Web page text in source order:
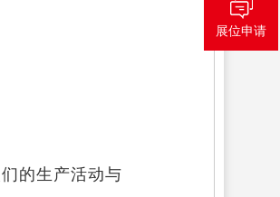
的生产活动与
展位申请